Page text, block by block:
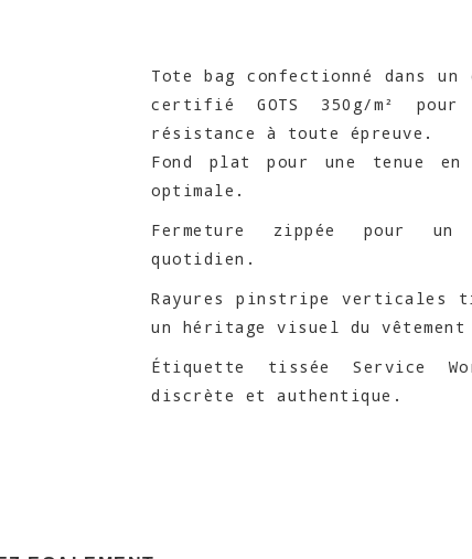
Tote bag confectionné dans
certifié GOTS 350g/m²
résistance à toute épreuve.
Fond plat pour une tenue
optimale.
Fermeture zippée pour un
quotidien.
Rayures pinstripe verticales
un héritage visuel du
Étiquette tissée Service
discrète et authentique.